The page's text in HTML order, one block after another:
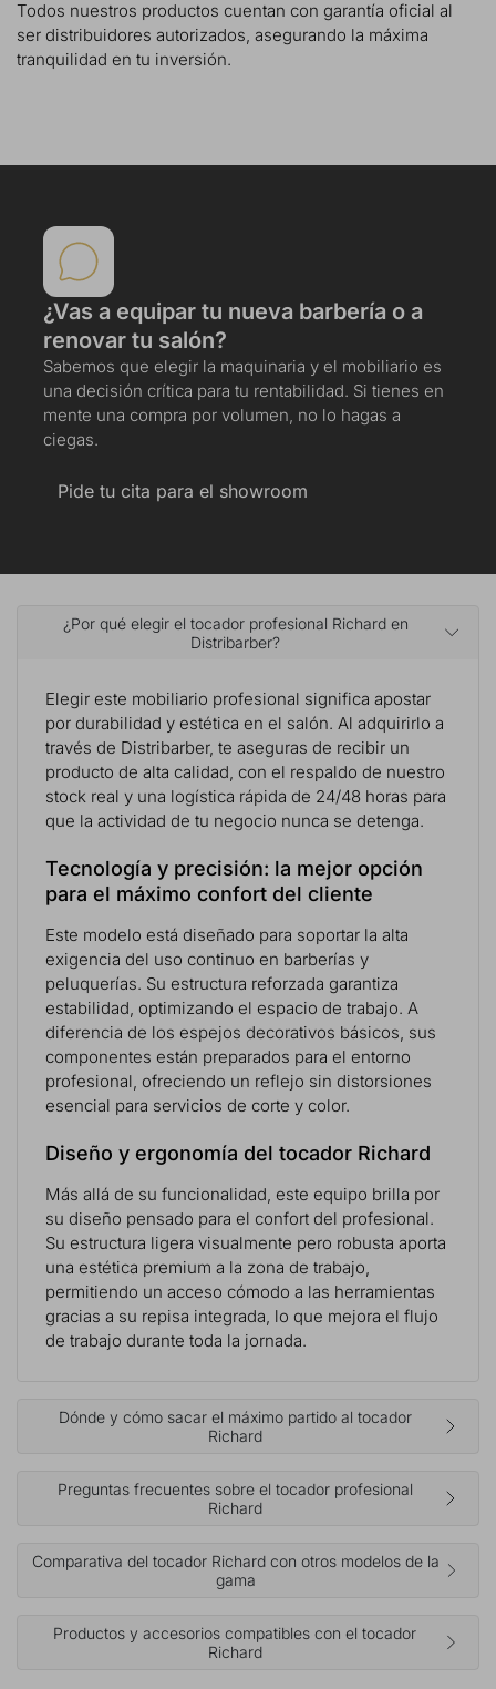
Todos nuestros productos cuentan con garantía oficial al
ser distribuidores autorizados, asegurando la máxima
tranquilidad en tu inversión.
¿Vas a equipar tu nueva barbería o a
renovar tu salón?
Sabemos que elegir la maquinaria y el mobiliario es
una decisión crítica para tu rentabilidad. Si tienes en
mente una compra por volumen, no lo hagas a
ciegas.
Pide tu cita para el showroom
¿Por qué elegir el tocador profesional Richard en
Distribarber?
Elegir este mobiliario profesional significa apostar
por durabilidad y estética en el salón. Al adquirirlo a
través de Distribarber, te aseguras de recibir un
producto de alta calidad, con el respaldo de nuestro
stock real y una logística rápida de 24/48 horas para
que la actividad de tu negocio nunca se detenga.
Tecnología y precisión: la mejor opción
para el máximo confort del cliente
Este modelo está diseñado para soportar la alta
exigencia del uso continuo en barberías y
peluquerías. Su estructura reforzada garantiza
estabilidad, optimizando el espacio de trabajo. A
diferencia de los espejos decorativos básicos, sus
componentes están preparados para el entorno
profesional, ofreciendo un reflejo sin distorsiones
esencial para servicios de corte y color.
Diseño y ergonomía del tocador Richard
Más allá de su funcionalidad, este equipo brilla por
su diseño pensado para el confort del profesional.
Su estructura ligera visualmente pero robusta aporta
una estética premium a la zona de trabajo,
permitiendo un acceso cómodo a las herramientas
gracias a su repisa integrada, lo que mejora el flujo
de trabajo durante toda la jornada.
Dónde y cómo sacar el máximo partido al tocador
Richard
Preguntas frecuentes sobre el tocador profesional
Richard
Comparativa del tocador Richard con otros modelos de la
gama
Productos y accesorios compatibles con el tocador
Richard